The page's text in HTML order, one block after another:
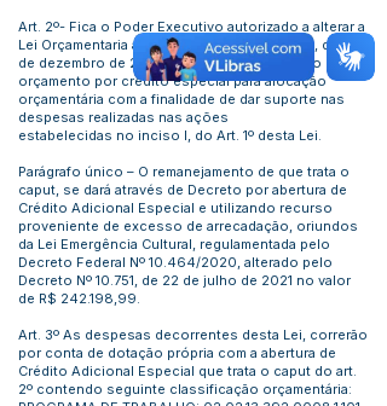
Art. 2º- Fica o Poder Executivo autorizado a alterar a
Lei Orçamentaria anual -LOA 2021 (LEI N° 916, de 21
de dezembro de 2020) com o remanejamento do
orçamento por crédito especial para alocação
orçamentária com a finalidade de dar suporte nas
despesas realizadas nas ações
estabelecidas no inciso I, do Art. 1º desta Lei.
Parágrafo único – O remanejamento de que trata o
caput, se dará através de Decreto por abertura de
Crédito Adicional Especial e utilizando recurso
proveniente de excesso de arrecadação, oriundos
da Lei Emergência Cultural, regulamentada pelo
Decreto Federal Nº 10.464/2020, alterado pelo
Decreto Nº 10.751, de 22 de julho de 2021 no valor
de R$ 242.198,99.
Art. 3º As despesas decorrentes desta Lei, correrão
por conta de dotação própria com a abertura de
Crédito Adicional Especial que trata o caput do art.
2º contendo seguinte classificação orçamentária: